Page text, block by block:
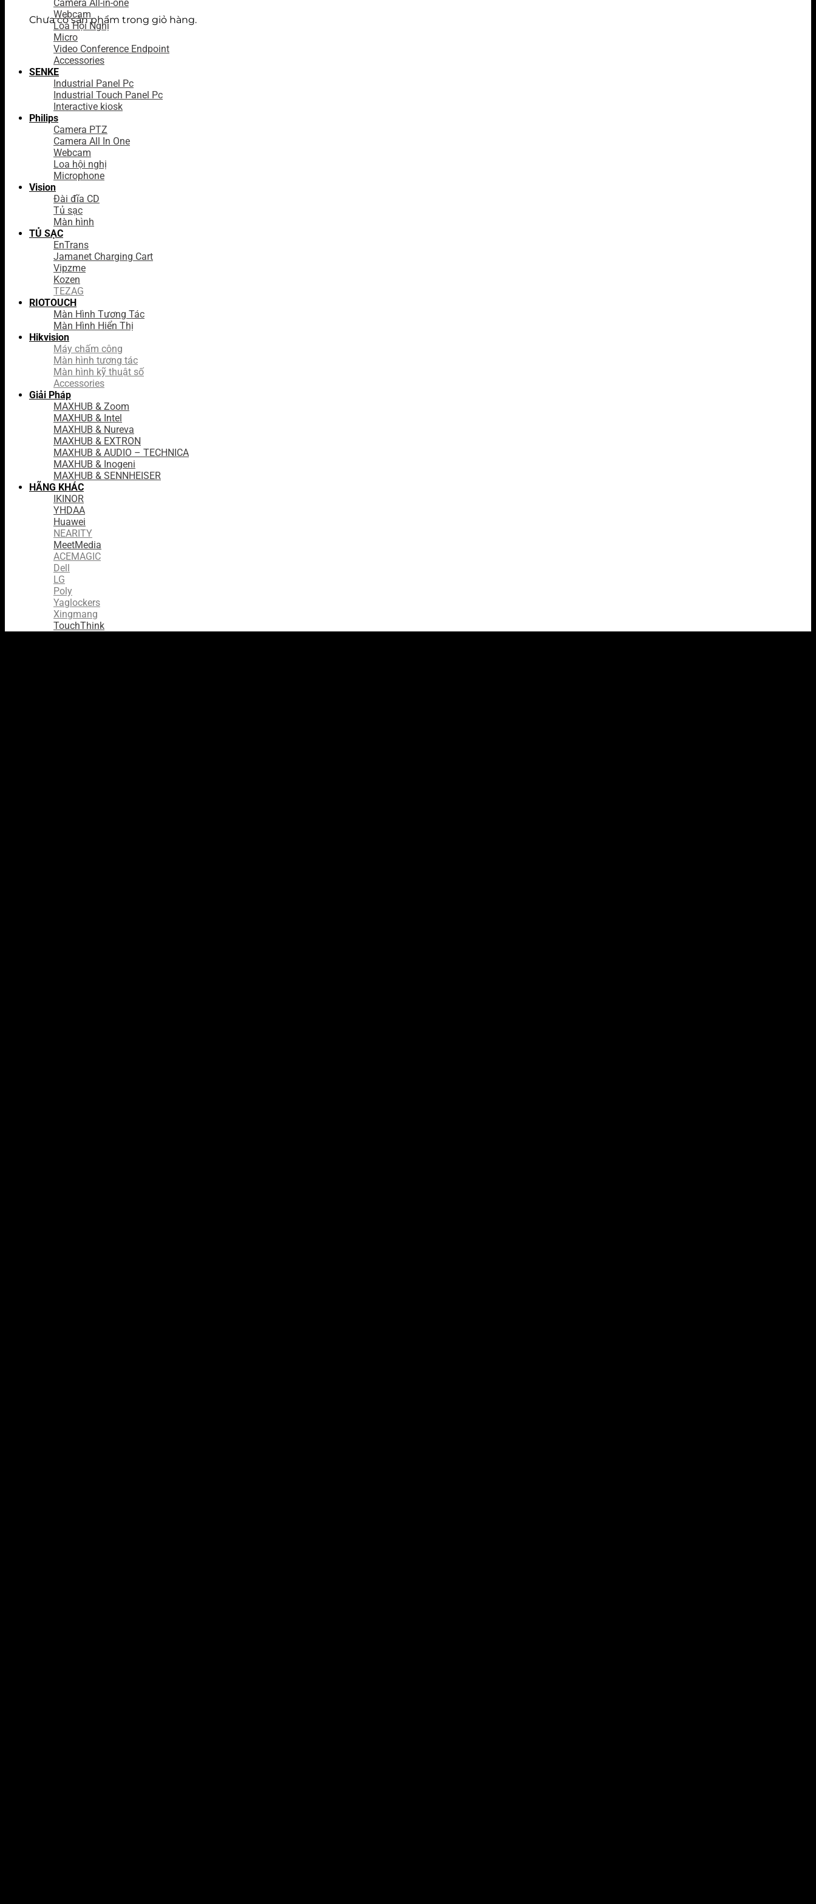
Chưa có sản phẩm trong giỏ hàng.
Camera All-in-one
Webcam
Loa Hội Nghị
Micro
Video Conference Endpoint
Accessories
SENKE
Industrial Panel Pc
Industrial Touch Panel Pc
Interactive kiosk
Philips
Camera PTZ
Camera All In One
Webcam
Loa hội nghị
Microphone
Vision
Đài đĩa CD
Tủ sạc
Màn hình
TỦ SẠC
EnTrans
Jamanet Charging Cart
Vipzme
Kozen
TEZAG
RIOTOUCH
Màn Hình Tương Tác
Màn Hình Hiển Thị
Hikvision
Máy chấm công
Màn hình tương tác
Màn hình kỹ thuật số
Accessories
Giải Pháp
MAXHUB & Zoom
MAXHUB & Intel
MAXHUB & Nureva
MAXHUB & EXTRON
MAXHUB & AUDIO – TECHNICA
MAXHUB & Inogeni
MAXHUB & SENNHEISER
HÃNG KHÁC
IKINOR
YHDAA
Huawei
NEARITY
MeetMedia
ACEMAGIC
Dell
LG
Poly
Yaglockers
Xingmang
TouchThink